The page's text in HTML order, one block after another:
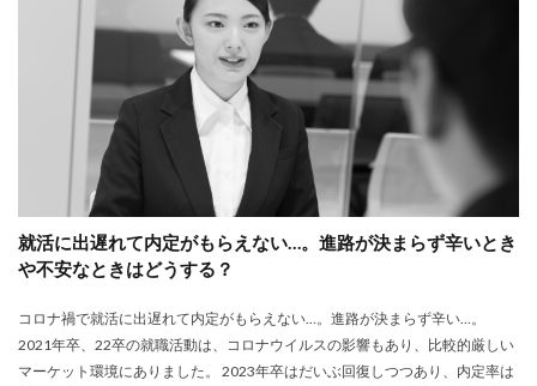
就活に出遅れて内定がもらえない…。進路が決まらず辛いとき
や不安なときはどうする？
コロナ禍で就活に出遅れて内定がもらえない…。進路が決まらず辛い…。
2021年卒、22卒の就職活動は、コロナウイルスの影響もあり、比較的厳しい
マーケット環境にありました。 2023年卒はだいぶ回復しつつあり、内定率は